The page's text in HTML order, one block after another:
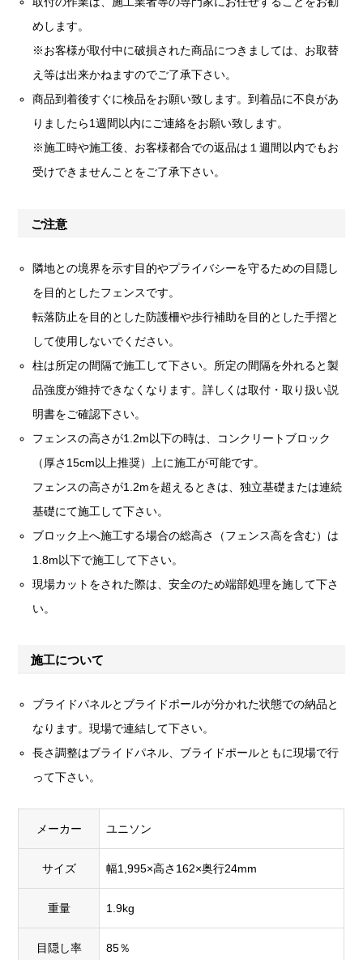
めします。
※お客様が取付中に破損された商品につきましては、お取替
え等は出来かねますのでご了承下さい。
商品到着後すぐに検品をお願い致します。到着品に不良があ
りましたら1週間以内にご連絡をお願い致します。
※施工時や施工後、お客様都合での返品は１週間以内でもお
受けできませんことをご了承下さい。
ご注意
隣地との境界を示す目的やプライバシーを守るための目隠し
を目的としたフェンスです。
転落防止を目的とした防護柵や歩行補助を目的とした手摺と
して使用しないでください。
柱は所定の間隔で施工して下さい。所定の間隔を外れると製
品強度が維持できなくなります。詳しくは取付・取り扱い説
明書をご確認下さい。
フェンスの高さが1.2m以下の時は、コンクリートブロック
（厚さ15cm以上推奨）上に施工が可能です。
フェンスの高さが1.2mを超えるときは、独立基礎または連続
基礎にて施工して下さい。
ブロック上へ施工する場合の総高さ（フェンス高を含む）は
1.8m以下で施工して下さい。
現場カットをされた際は、安全のため端部処理を施して下さ
い。
施工について
ブライドパネルとブライドポールが分かれた状態での納品と
なります。現場で連結して下さい。
長さ調整はブライドパネル、ブライドポールともに現場で行
って下さい。
メーカー ユニソン
サイズ 幅1,995×高さ162×奥行24mm
重量 1.9kg
目隠し率 85％